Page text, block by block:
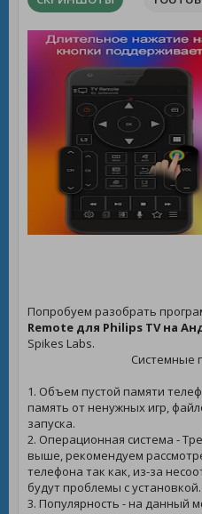
Попробуем разобрать
Remote для Philips TV на
Spikes Labs.
Системные
1. Объем пустой памяти
память от ненужных игр,
запуска.
2. Операционная система -
выше, рекомендуем
телефона так как, из-за
будут проблемы с установкой.
3. Популярность - на данный